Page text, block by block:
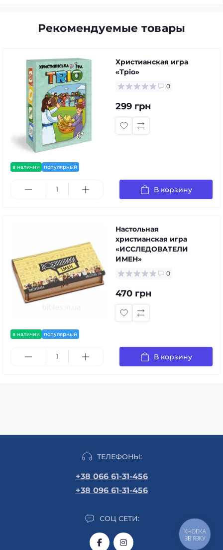
Рекомендуемые товары
в наличии популярный
Христианская игра
«Тріо»
0
299 грн
В корзину
в наличии популярный
Настольная
христианская игра
«ИССЛЕДОВАТЕЛИ
ИМЕН»
0
470 грн
В корзину
ТЕЛЕФОНЫ:
+38 066 61-31-456
+38 096 61-31-456
СОЦ СЕТИ:
КНОПКА
ЗВ'ЯЗКУ